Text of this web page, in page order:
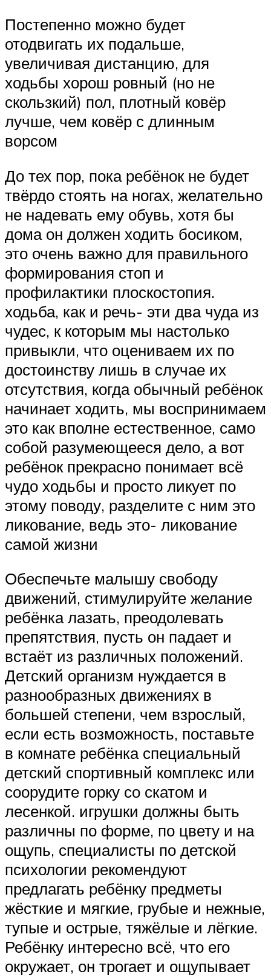
Постепенно можно будет
отодвигать их подальше,
увеличивая дистанцию, для
ходьбы хорош ровный (но не
скользкий) пол, плотный ковёр
лучше, чем ковёр с длинным
ворсом
До тех пор, пока ребёнок не будет
твёрдо стоять на ногах, желательно
не надевать ему обувь, хотя бы
дома он должен ходить босиком,
это очень важно для правильного
формирования стоп и
профилактики плоскостопия.
ходьба, как и речь- эти два чуда из
чудес, к которым мы настолько
привыкли, что оцениваем их по
достоинству лишь в случае их
отсутствия, когда обычный ребёнок
начинает ходить, мы воспринимаем
это как вполне естественное, само
собой разумеющееся дело, а вот
ребёнок прекрасно понимает всё
чудо ходьбы и просто ликует по
этому поводу, разделите с ним это
ликование, ведь это- ликование
самой жизни
Обеспечьте малышу свободу
движений, стимулируйте желание
ребёнка лазать, преодолевать
препятствия, пусть он падает и
встаёт из различных положений.
Детский организм нуждается в
разнообразных движениях в
большей степени, чем взрослый,
если есть возможность, поставьте
в комнате ребёнка специальный
детский спортивный комплекс или
соорудите горку со скатом и
лесенкой. игрушки должны быть
различны по форме, по цвету и на
ощупь, специалисты по детской
психологии рекомендуют
предлагать ребёнку предметы
жёсткие и мягкие, грубые и нежные,
тупые и острые, тяжёлые и лёгкие.
Ребёнку интересно всё, что его
окружает, он трогает и ощупывает